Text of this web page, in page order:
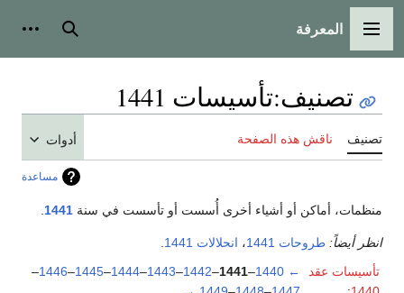
القائمة الرئيسية
المعرفة بحث
تصنيف:تأسيسات 1441
تصنيف ناقش هذه الصفحة أدوات
مساعدة
منظمات، أماكن أو أشياء أخرى أُسست أو تأسست في سنة 1441
انظر أيضاً: طروحات 1441 ، انحلالات 1441
تأسيسات عقد
←
1440
–
1441
–
1442
–
1443
–
1444
–
1445
–
1446
–